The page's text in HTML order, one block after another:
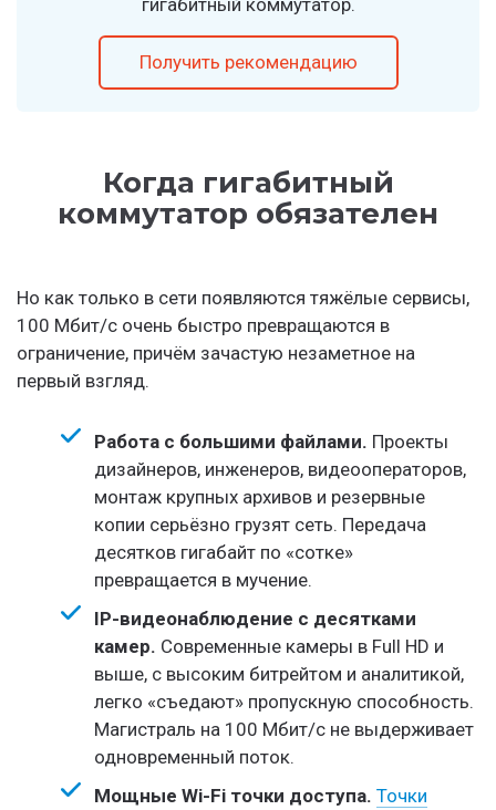
Получить рекомендацию
Когда гигабитный
коммутатор обязателен
Но как только в сети появляются тяжёлые сервисы,
100 Мбит/с очень быстро превращаются в
ограничение, причём зачастую незаметное на
первый взгляд.
Работа с большими файлами. Проекты
дизайнеров, инженеров, видеооператоров,
монтаж крупных архивов и резервные
копии серьёзно грузят сеть. Передача
десятков гигабайт по «сотке»
превращается в мучение.
IP-видеонаблюдение с десятками
камер. Современные камеры в Full HD и
выше, с высоким битрейтом и аналитикой,
легко «съедают» пропускную способность.
Магистраль на 100 Мбит/с не выдерживает
одновременный поток.
Мощные Wi-Fi точки доступа. Точки